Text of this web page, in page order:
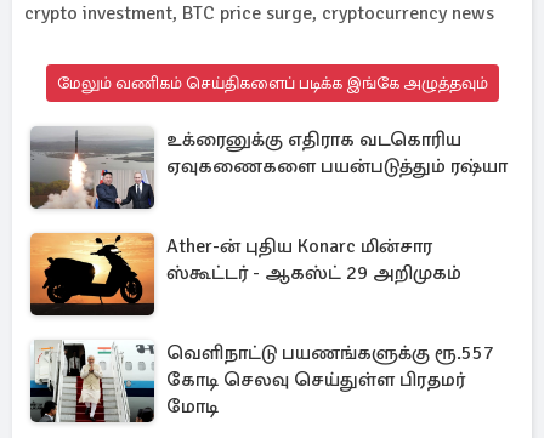
crypto investment, BTC price surge, cryptocurrency news
மேலும் வணிகம் செய்திகளைப் படிக்க இங்கே அழுத்தவும்
உக்ரைனுக்கு எதிராக வடகொரிய
ஏவுகணைகளை பயன்படுத்தும் ரஷ்யா
Ather-ன் புதிய Konarc மின்சார
ஸ்கூட்டர் - ஆகஸ்ட் 29 அறிமுகம்
வெளிநாட்டு பயணங்களுக்கு ரூ.557
கோடி செலவு செய்துள்ள பிரதமர்
மோடி